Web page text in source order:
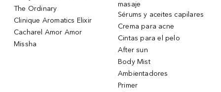
The Ordinary
Clinique Aromatics Elixir
Cacharel Amor Amor
Missha
masaje
Sérums y aceites capilares
Crema para acne
Cintas para el pelo
After sun
Body Mist
Ambientadores
Primer